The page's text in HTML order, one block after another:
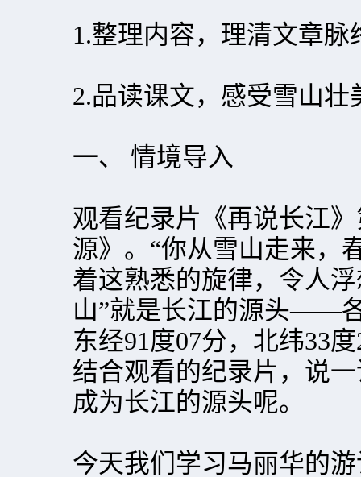
1.整理内容，理清文章脉
2.品读课文，感受雪山壮
一、 情境导入
观看纪录片《再说长江
源》。“你从雪山走来，
着这熟悉的旋律，令人
山”就是长江的源头——
东经91度07分，北纬33
结合观看的纪录片，说
成为长江的源头呢。
今天我们学习马丽华的